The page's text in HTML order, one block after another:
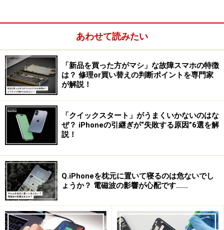
・大幅に向上するカメラ性能
カメラは広角・超広角の2眼構成だが、広角カメラはイメー
ジセンサーの画素数が4800万画素と、スタンダードモデルと
しては大幅に向上している
また、背面のカメラのうち最も多く用いる広角カメラ
も、iPhone 14 Proと同じ4800万画素の高画素数のイメ
ージセンサー
角カメラは、4つの画素を1つにまとめて撮影すること
で、より多くの光を取り込むことができ、
撮影に強くなっています
加えて高い画素数を生かし、光学2倍ズーム相当の望遠
撮影ができる仕組みも備わっています。望遠カメラを搭
載していないiPhone 15／15 Plusでは、撮影の幅を広げ
る便利な機能といえるでしょう。
あわせて読みたい
「新品を買った方がマシ」な故障スマホの特徴
は？ 修理or買い替えの判断ポイントを専門家
が解説！
「クイックスタート」がうまくいかないのはな
ぜ？ iPhoneの引継ぎが“失敗する原因”6選を解
説！
Q.iPhoneを枕元に置いて寝るのは危ないでし
ょうか？ 電磁波の影響が心配です……